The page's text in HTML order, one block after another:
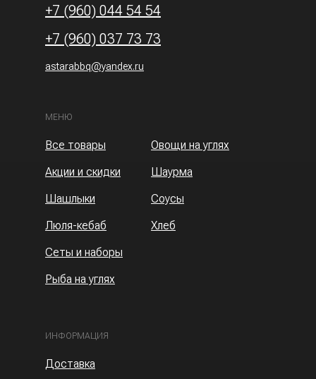
МЕНЮ
Рыба на углях
Люля-кебаб
Акции и скидки
Шашлыки
Сеты и наборы
Соусы
Шаурма
Овощи на углях
Хлеб
ИНФОРМАЦИЯ
Доставка
Все товары
+7 (960) 044 54 54
+7 (960) 037 73 73
astarabbq@yandex.ru